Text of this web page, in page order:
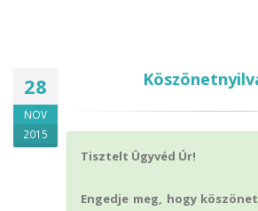
28
NOV
2015
Tisztelt Ügyvéd Úr!
Engedje meg, hogy